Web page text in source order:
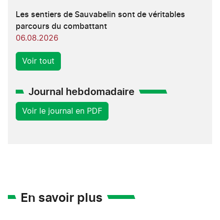
Les sentiers de Sauvabelin sont de véritables
parcours du combattant
06.08.2026
Voir tout
Journal hebdomadaire
Voir le journal en PDF
En savoir plus